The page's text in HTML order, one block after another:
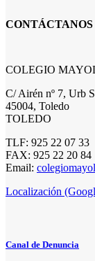
CONTÁCTANOS
COLEGIO
C/ Airén nº 7, Urb
45004, Toledo
TOLEDO
TLF: 925 22 07 33
FAX: 925 22 20 84
Email:
Localización
Canal de Denuncia